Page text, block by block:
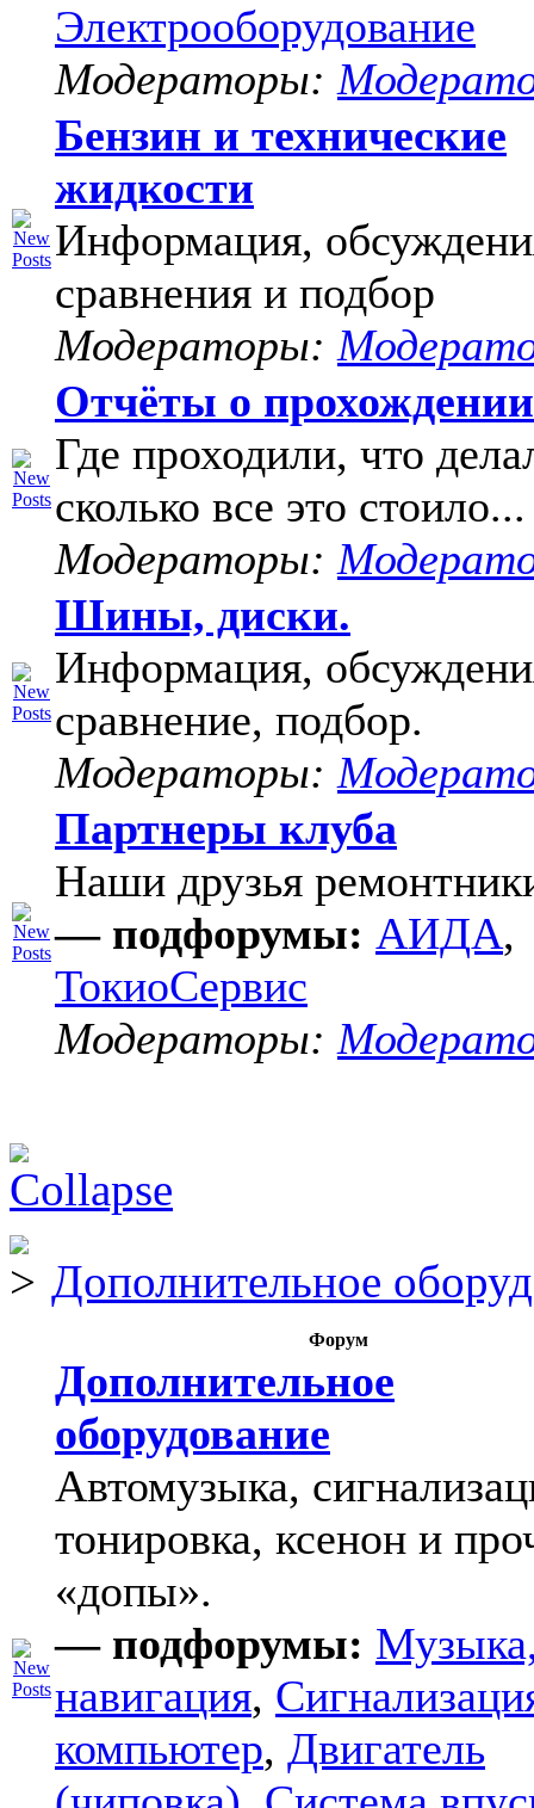
Электрооборудование
Модераторы:
Бензин и технические
жидкости
Информация,
сравнения и подбор
Модераторы:
Отчёты о
Где проходили, что
сколько все это стоило...
Модераторы:
Шины, диски.
Информация,
сравнение, подбор.
Модераторы:
Партнеры клуба
Наши друзья
— подфорумы: АИДА,
ТокиоСервис
Модераторы:
Дополнительное
Форум
Дополнительное
оборудование
Автомузыка,
тонировка, ксенон и
«допы».
— подфорумы:
навигация,
компьютер, Двигатель